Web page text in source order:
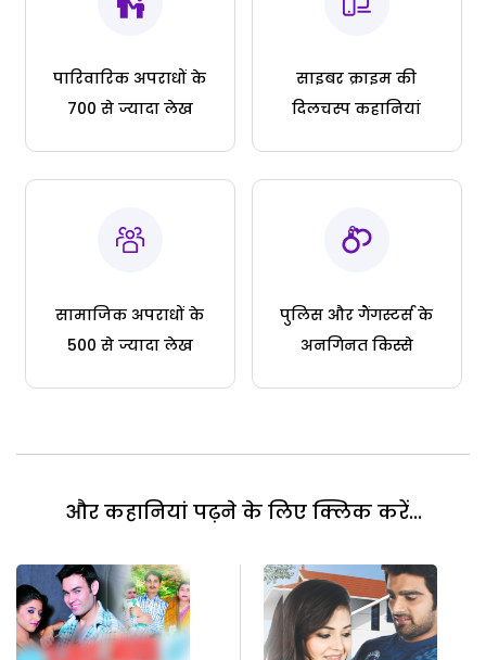
पारिवारिक अपराधों के
700 से ज्यादा लेख
साइबर क्राइम की
दिलचस्प कहानियां
सामाजिक अपराधों के
500 से ज्यादा लेख
पुलिस और गैंगस्टर्स के
अनगिनत किस्से
और कहानियां पढ़ने के लिए क्लिक करें...